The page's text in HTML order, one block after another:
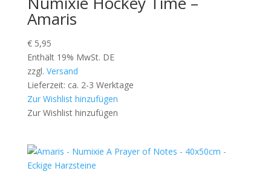
Amaris
€5,95
Enthält 19% MwSt. DE
zzgl. Versand
Lieferzeit: ca. 2-3 Werktage
Zur Wishlist hinzufügen
Zur Wishlist hinzufügen